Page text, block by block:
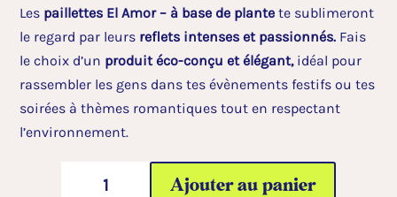
Les paillettes El Amor – à base de plante te sublimeront
le regard par leurs reflets intenses et passionnés. Fais
le choix d’un produit éco-conçu et élégant,idéal pour
rassembler les gens dans tes évènements festifs ou tes
soirées à thèmes romantiques tout en respectant
l’environnement.
Ajouter au panier